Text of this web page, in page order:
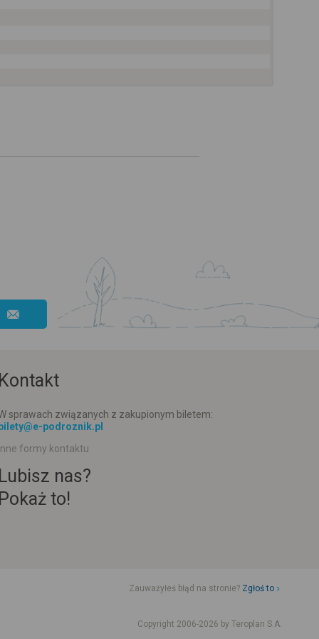
Kontakt
sprawach związanych z zakupionym biletem:
bilety@e-podroznik.pl
Inne formy kontaktu
Lubisz nas?
Pokaż to!
Zauważyłeś błąd na stronie? Zgłoś to
Copyright 2006-2026 by Teroplan S.A.